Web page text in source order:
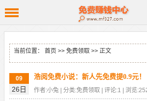
当前位置： 首页 >> 免费领取 >> 正文
09
26日
浩阅免费小说：新人先免费提0.9元！
作者:小兔 | 分类:免费领取 | 评论:1 | 浏览